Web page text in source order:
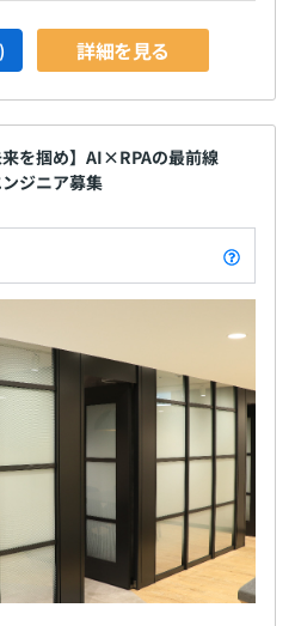
詳細を見る
来を掴め】AI×RPAの最前線
ジニア募集